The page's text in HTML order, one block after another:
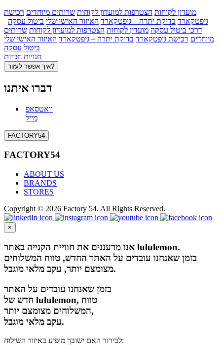
מועדון לקוחות הצטרפות למועדון לקוחות שרותים מיוחדים רכישת
גיפטקארד בדיקת יתרה – גיפטקארד האיזור האישי שלי ביטול עסקה
דרכי ביטול עסקה מועדון לקוחות הצטרפות למועדון לקוחות שרותים
מיוחדים רכישת גיפטקארד בדיקת יתרה – גיפטקארד האיזור האישי שלי
ביטול עסקה
חנויות חנויות
איך אפשר לעזור?
דברו איתנו
וואטסאפ
מייל
FACTORY54
FACTORY54
ABOUT US
BRANDS
STORES
Copyright © 2026 Factory 54. All Rights Reserved.
×
אנו מרעננים את חוויית הקנייה באתר lululemon.
בזמן שאנחנו עובדים על האתר החדש, טווח המשלוחים
מצומצם יותר, עקב מלאי מוגבל.
בזמן שאנחנו עובדים על האתר
חדש של lululemon, טווח
המשלוחים מצומצם יותר,
עקב מלאי מוגבל.
לבירור האם ישובך מופיע באיזור השילוח: